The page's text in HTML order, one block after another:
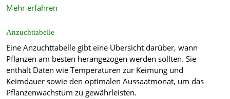
Mehr erfahren
Anzuchttabelle
Eine Anzuchttabelle gibt eine Übersicht darüber, wann
Pflanzen am besten herangezogen werden sollten. Sie
enthält Daten wie Temperaturen zur Keimung und
Keimdauer sowie den optimalen Aussaatmonat, um das
Pflanzenwachstum zu gewährleisten.